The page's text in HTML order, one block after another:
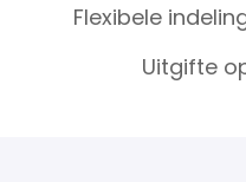
Flexibele
Uitgifte